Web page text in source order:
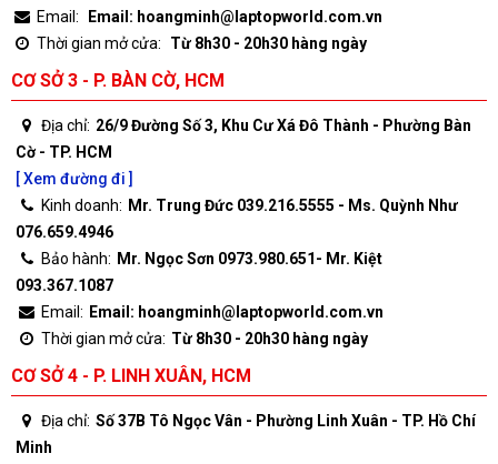
Email:
Email: hoangminh@laptopworld.com.vn
Thời gian mở cửa:
Từ 8h30 - 20h30 hàng ngày
CƠ SỞ 3 - P. BÀN CỜ, HCM
Địa chỉ: 26/9 Đường Số 3, Khu Cư Xá Đô Thành - Phường Bàn
Cờ - TP. HCM
[ Xem đường đi ]
Kinh doanh: Mr. Trung Đức 039.216.5555 - Ms. Quỳnh Như
076.659.4946
Bảo hành: Mr. Ngọc Sơn 0973.980.651- Mr. Kiệt
093.367.1087
Email: Email: hoangminh@laptopworld.com.vn
Thời gian mở cửa: Từ 8h30 - 20h30 hàng ngày
CƠ SỞ 4 - P. LINH XUÂN, HCM
Địa chỉ: Số 37B Tô Ngọc Vân - Phường Linh Xuân - TP. Hồ Chí
Minh